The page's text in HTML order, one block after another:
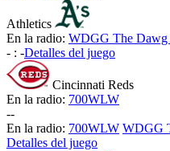
Athletics
En la radio: WDGG The
- : -Detalles del juego
Cincinnati Reds
En la radio: 700WLW
--
En la radio: 700WLW WDGG
Detalles del juego